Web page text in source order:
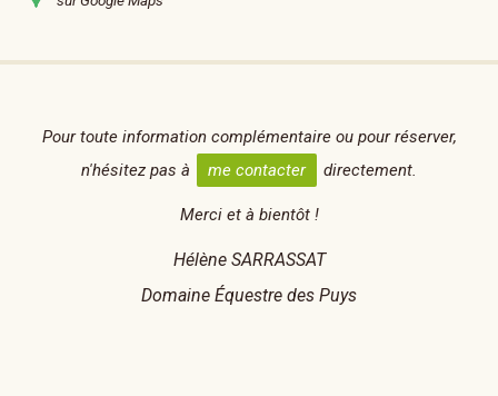
Pour toute information complémentaire ou pour réserver,
n'hésitez pas à
me contacter directement.
Merci et à bientôt !
Hélène SARRASSAT
Domaine Équestre des Puys